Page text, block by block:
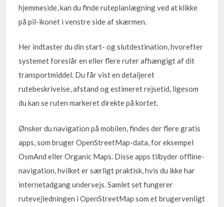
hjemmeside, kan du finde ruteplanlægning ved at klikke
på pil-ikonet i venstre side af skærmen.
Her indtaster du din start- og slutdestination, hvorefter
systemet foreslår en eller flere ruter afhængigt af dit
transportmiddel. Du får vist en detaljeret
rutebeskrivelse, afstand og estimeret rejsetid, ligesom
du kan se ruten markeret direkte på kortet.
Ønsker du navigation på mobilen, findes der flere gratis
apps, som bruger OpenStreetMap-data, for eksempel
OsmAnd eller Organic Maps. Disse apps tilbyder offline-
navigation, hvilket er særligt praktisk, hvis du ikke har
internetadgang undervejs. Samlet set fungerer
rutevejledningen i OpenStreetMap som et brugervenligt